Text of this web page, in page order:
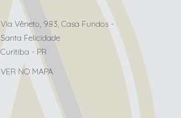
Via Vêneto, 983, Casa Fundos -
Santa Felicidade
Curitiba - PR
VER NO MAPA